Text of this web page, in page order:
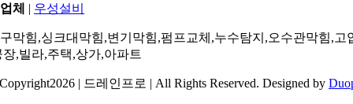
체 | 우성설비
막힘,싱크대막힘,변기막힘,펌프교체,누수탐지,오수관막힘,고
장,빌라,주택,상가,아파트
| 드레인프로 | All Rights Reserved. Designed by